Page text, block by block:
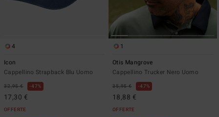
4
Icon
Cappellino Strapback Blu Uomo
32,95 € 47%
17,30 €
OFFERTE
1
Otis Mangrove
Cappellino Trucker Nero Uomo
35,95 € 47%
18,88 €
OFFERTE